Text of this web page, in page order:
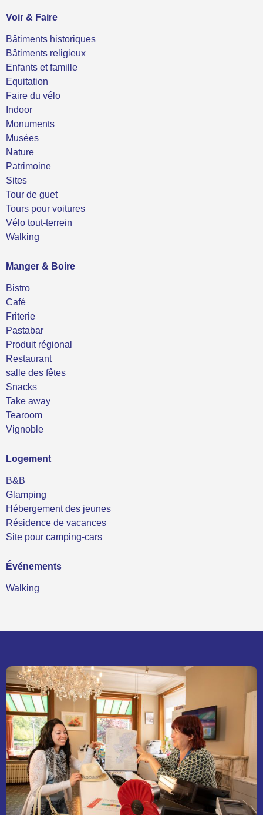
Voir & Faire
Bâtiments historiques
Bâtiments religieux
Enfants et famille
Equitation
Faire du vélo
Indoor
Monuments
Musées
Nature
Patrimoine
Sites
Tour de guet
Tours pour voitures
Vélo tout-terrein
Walking
Manger & Boire
Bistro
Café
Friterie
Pastabar
Produit régional
Restaurant
salle des fêtes
Snacks
Take away
Tearoom
Vignoble
Logement
B&B
Glamping
Hébergement des jeunes
Résidence de vacances
Site pour camping-cars
Événements
Walking